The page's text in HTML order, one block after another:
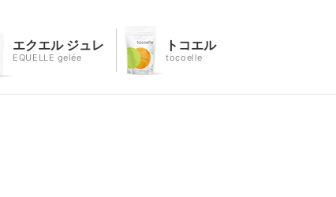
エクエル ジュレ
EQUELLE gelée
トコエル
tocoelle